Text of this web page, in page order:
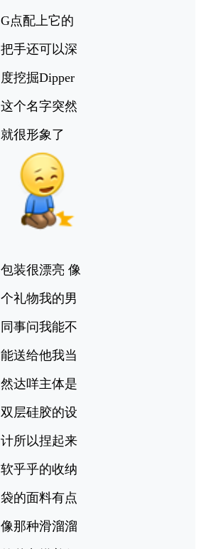
G点配上它的
把手还可以深
度挖掘Dipper
这个名字突然
就很形象了
包装很漂亮 像
个礼物我的男
同事问我能不
能送给他我当
然达咩主体是
双层硅胶的设
计所以捏起来
软乎乎的收纳
袋的面料有点
像那种滑溜溜